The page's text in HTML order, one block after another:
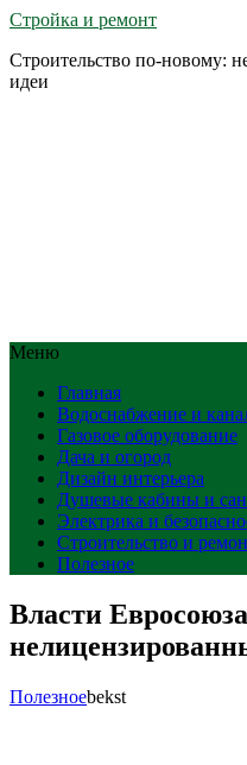
Стройка и ремонт
Строительство по-новому:
идеи
Меню
Главная
Водоснабжение и
Газовое оборудование
Дача и огород
Дизайн интерьера
Душевые кабины и
Электрика и
Строительство и
Полезное
Власти
Полезноеbekst